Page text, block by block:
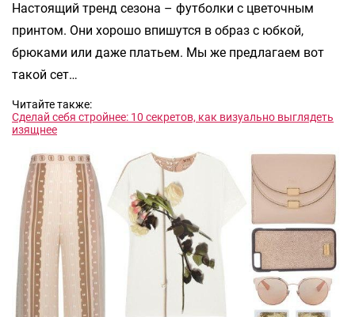
Настоящий тренд сезона – футболки с цветочным
принтом. Они хорошо впишутся в образ с юбкой,
брюками или даже платьем. Мы же предлагаем вот
такой сет…
Читайте также:
Сделай себя стройнее: 10 секретов, как визуально выглядеть
изящнее